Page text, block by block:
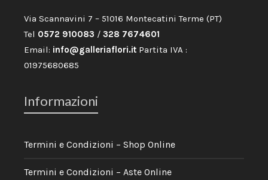
Via Scannavini 7 – 51016 Montecatini Terme (PT)
Tel 0572 910083 / 328 7674601
Email: info@galleriaflori.it Partita IVA :
01975680685
Informazioni
Termini e Condizioni – Shop Online
Termini e Condizioni – Aste Online